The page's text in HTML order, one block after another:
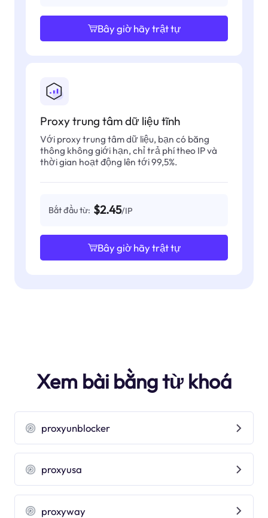
Bây giờ hãy trật tự
Proxy trung tâm dữ liệu tĩnh
Với proxy trung tâm dữ liệu, bạn có băng
thông không giới hạn, chỉ trả phí theo IP và
thời gian hoạt động lên tới 99,5%.
Bắt đầu từ: $2.45/IP
Bây giờ hãy trật tự
Xem bài bằng từ khoá
proxyunblocker
proxyusa
proxyway